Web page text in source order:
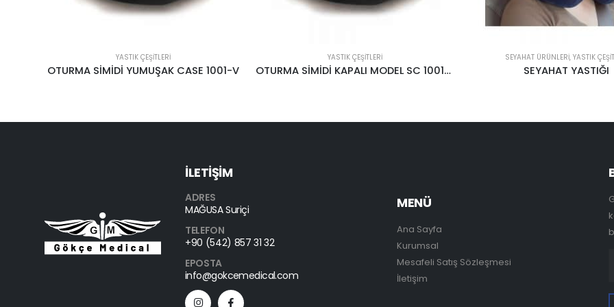
YASTIK ÇEŞITLERI
OTURMA SİMİDİ KAPALI MODEL SC 1001″CASE”
SEYAHAT ÜRÜNLERİ,YASTIK ÇEŞITLERI
SEYAHAT YASTIĞI
YASTIK ÇEŞITLERI
OTURMA MİNDERİ JELLİ
İLETİŞİM
ADRES
MAĞUSA Suriçi
TELEFON
+90 (542) 857 31 32
EPOSTA
info@gokcemedical.com
MENÜ
Ana Sayfa
Kurumsal
Mesafeli Satış Sözleşmesi
İletişim